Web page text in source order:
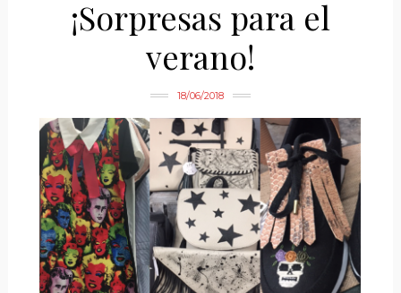
¡Sorpresas para el
verano!
18/06/2018